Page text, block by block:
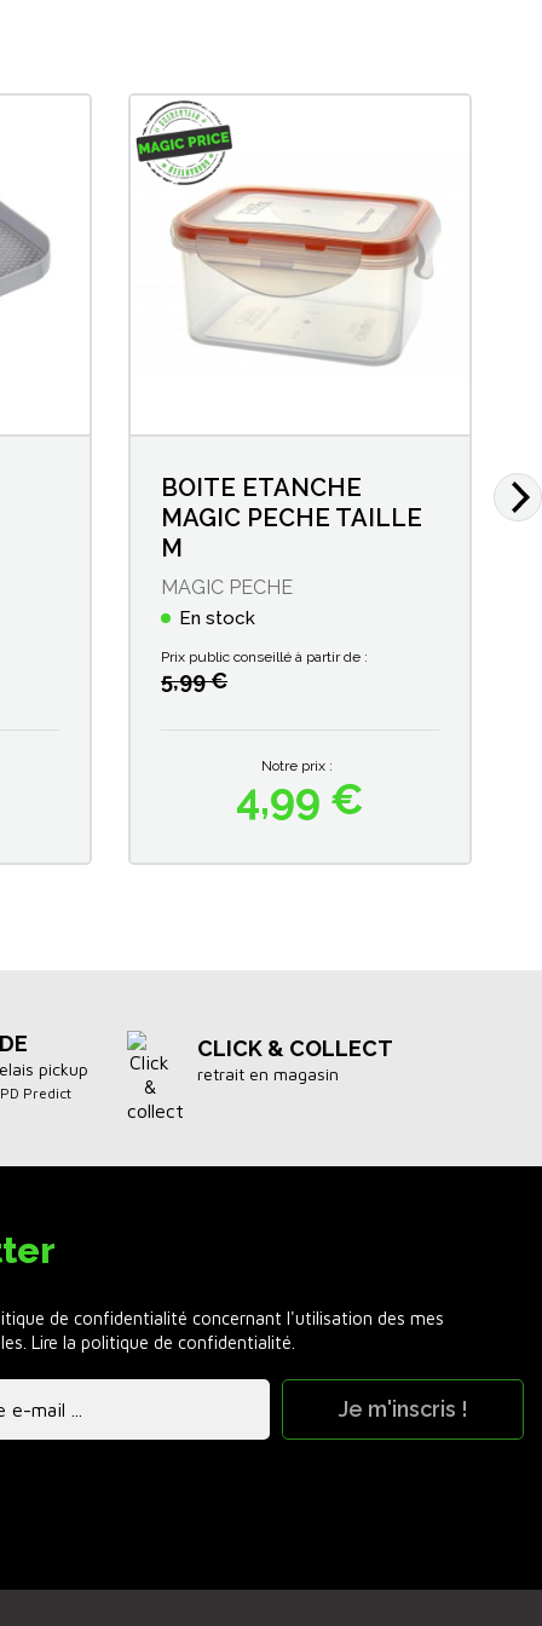
BOITE ETANCHE
MAGIC PECHE TAILLE
M
MAGIC PECHE
En stock
Prix public conseillé à partir de :
5,99 €
Prix
Notre prix :
4,99 €
pickup
Predict
CLICK & COLLECT
retrait en magasin
de confidentialité concernant l'utilisation des mes
Lire la politique de confidentialité